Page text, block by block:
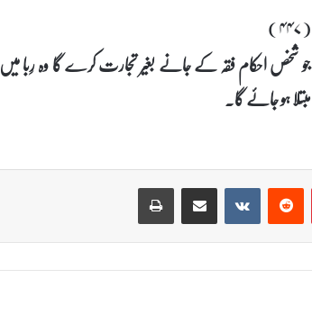
(۴۴۷)
جو شخص احکام فقہ کے جانے بغیر تجارت کرے گا وہ رِبا میں
مبتلا ہو جائے گا۔